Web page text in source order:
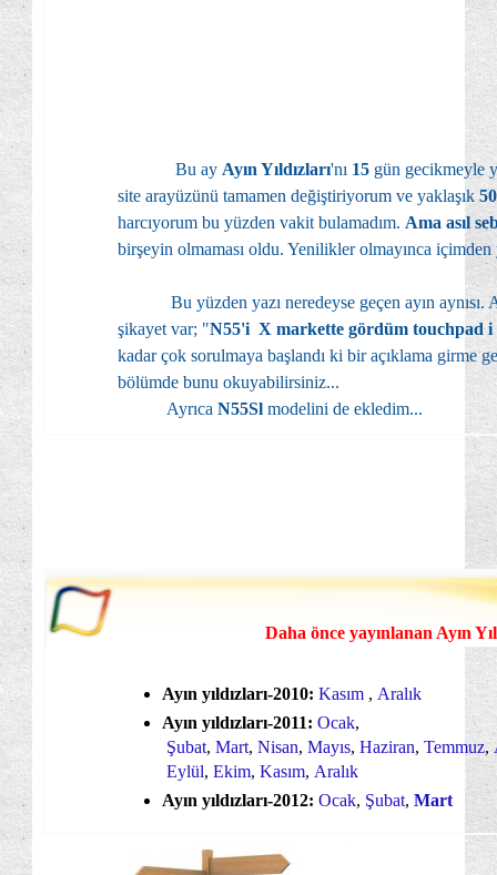
Bu ay Ayın Yıldızları'nı 15 gün gecikmeyle
site arayüzünü tamamen değiştiriyorum ve yaklaşık
harcıyorum bu yüzden vakit bulamadım. Ama asıl
birşeyin olmaması oldu. Yenilikler olmayınca
Bu yüzden yazı neredeyse geçen ayın aynısı.
şikayet var; "N55'i X markette gördüm touchpad i
kadar çok sorulmaya başlandı ki bir açıklama girme
bölümde bunu okuyabilirsiniz...
Ayrıca N55Sl modelini de ekledim...
Daha önce yayınlanan Ayın
Ayın yıldızları-2010: Kasım , Aralık
Ayın yıldızları-2011: Ocak,
Şubat, Mart, Nisan, Mayıs, Haziran, Temmuz,
Eylül, Ekim, Kasım, Aralık
Ayın yıldızları-2012: Ocak, Şubat, Mart